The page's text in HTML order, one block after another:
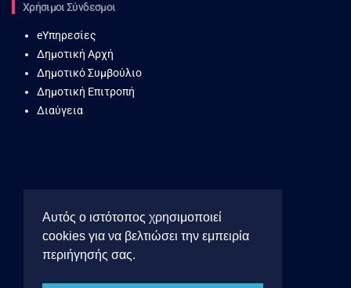
Χρήσιμοι Σύνδεσμοι
eΥπηρεσίες
Δημοτική Αρχή
Δημοτικό Συμβούλιο
Δημοτική Επιτροπή
Διαύγεια
Αυτός ο ιστότοπος χρησιμοποιεί
cookies για να βελτιώσει την εμπειρία
περιήγησής σας.